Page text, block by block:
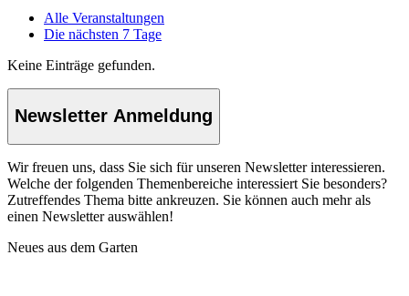
Alle Veranstaltungen
Die nächsten 7 Tage
Keine Einträge gefunden.
Newsletter Anmeldung
Wir freuen uns, dass Sie sich für unseren Newsletter interessieren.
Welche der folgenden Themenbereiche interessiert Sie besonders?
Zutreffendes Thema bitte ankreuzen. Sie können auch mehr als
einen Newsletter auswählen!
Neues aus dem Garten